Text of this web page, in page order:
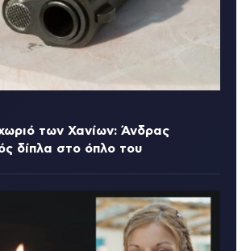
των Χανίων: Άνδρας
δίπλα στο όπλο του